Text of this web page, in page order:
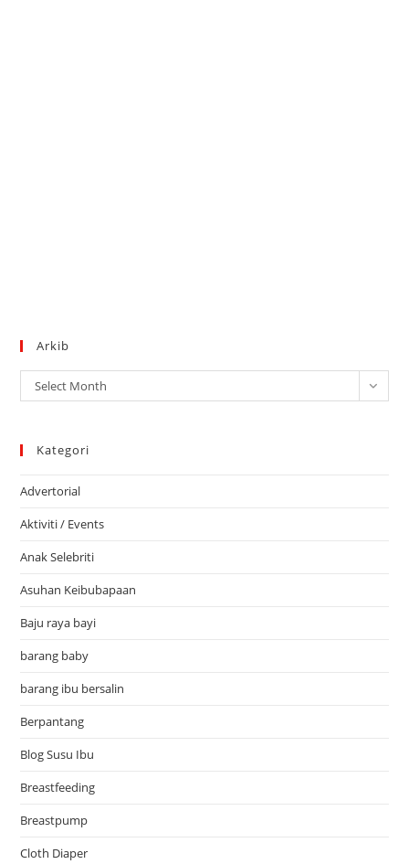
Arkib
Arkib
Select Month
Kategori
Advertorial
Aktiviti / Events
Anak Selebriti
Asuhan Keibubapaan
Baju raya bayi
barang baby
barang ibu bersalin
Berpantang
Blog Susu Ibu
Breastfeeding
Breastpump
Cloth Diaper